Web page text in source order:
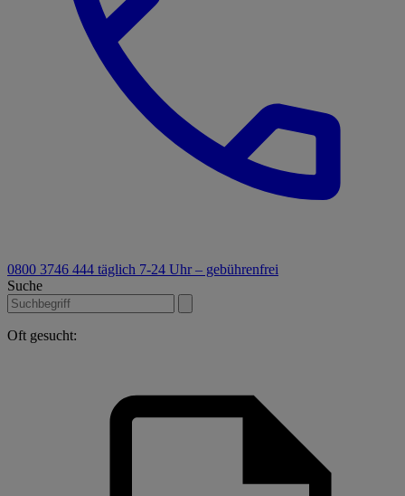
0800 3746 444 täglich 7-24 Uhr – gebührenfrei
Suche
Oft gesucht: